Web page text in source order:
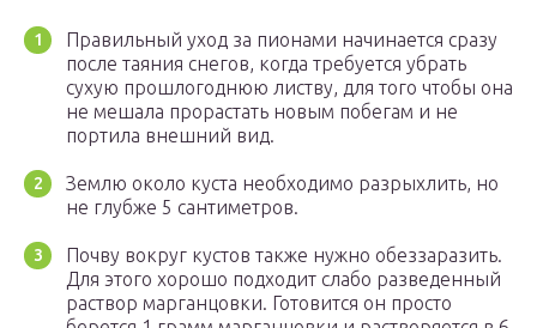
Правильный уход за пионами начинается сразу
после таяния снегов, когда требуется убрать
сухую прошлогоднюю листву, для того чтобы она
не мешала прорастать новым побегам и не
портила внешний вид.
Землю около куста необходимо разрыхлить, но
не глубже 5 сантиметров.
Почву вокруг кустов также нужно обеззаразить.
Для этого хорошо подходит слабо разведенный
раствор марганцовки. Готовится он просто